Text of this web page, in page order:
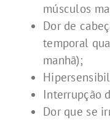
músculos
Dor de
temporal
manhã);
Interrupção
Dor que se